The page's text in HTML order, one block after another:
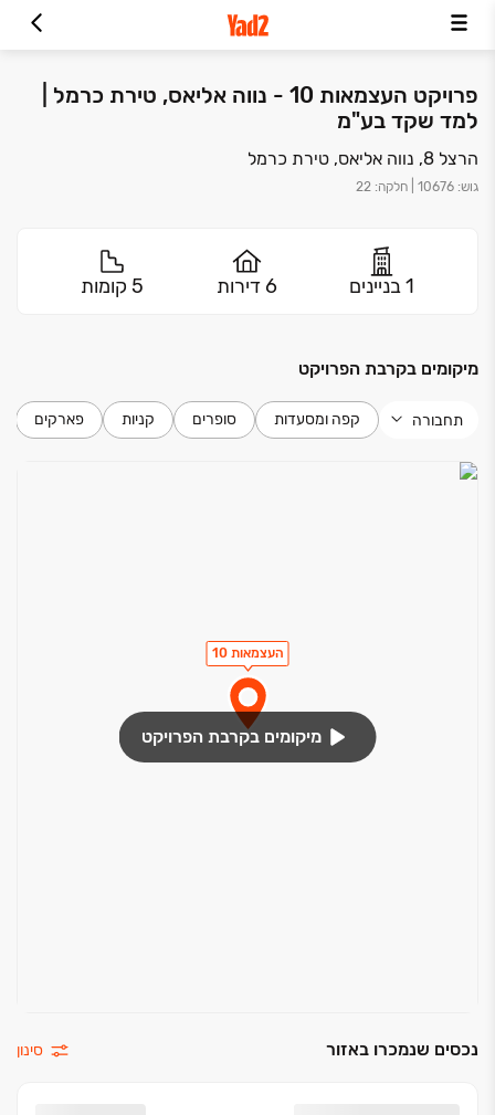
פרויקט העצמאות 10 - נווה אליאס, טירת כרמל |
למד שקד בע"מ
הרצל 8, נווה אליאס, טירת כרמל
גוש:
10676 חלקה:
22
1 בניינים 6 דירות 5 קומות
מיקומים בקרבת הפרויקט
תחבורה קפה ומסעדות סופרים קניות פארקים
העצמאות 10
מיקומים בקרבת הפרויקט
נכסים שנמכרו באזור סינון